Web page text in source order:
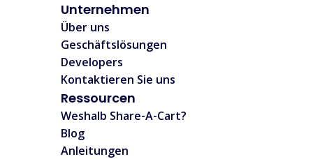
Unternehmen
Über uns
Geschäftslösungen
Developers
Kontaktieren Sie uns
Ressourcen
Weshalb Share-A-Cart?
Blog
Anleitungen